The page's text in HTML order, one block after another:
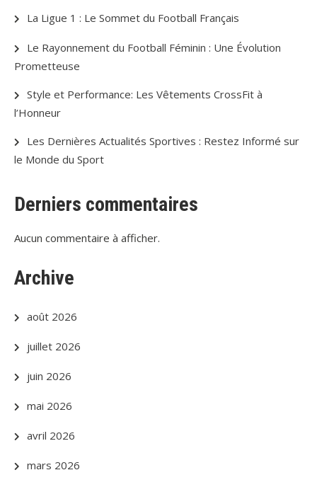
La Ligue 1 : Le Sommet du Football Français
Le Rayonnement du Football Féminin : Une Évolution
Prometteuse
Style et Performance: Les Vêtements CrossFit à
l’Honneur
Les Dernières Actualités Sportives : Restez Informé sur
le Monde du Sport
Derniers commentaires
Aucun commentaire à afficher.
Archive
août 2026
juillet 2026
juin 2026
mai 2026
avril 2026
mars 2026